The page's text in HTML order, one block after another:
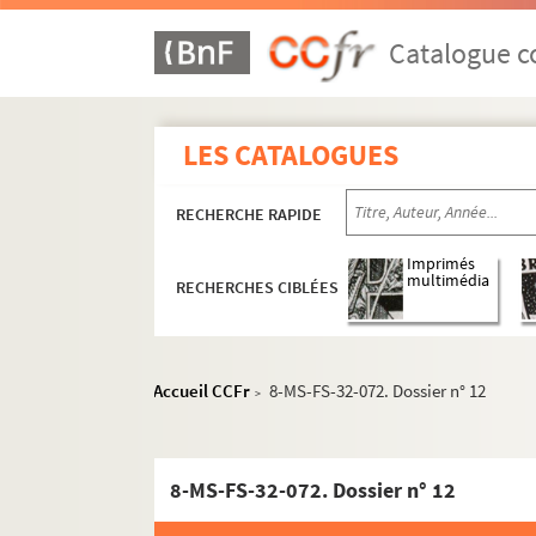
Catalogue
LES CATALOGUES
RECHERCHE RAPIDE
RECHERCHES CIBLÉES
Imprimés
multimédia
Accueil CCFr > 8-MS-FS-32-072. Dossier n° 12
8-MS-FS-32-072. Dossier n° 12
Cantate du Prix du Rome : Didon (1887)
La vie du poète (1888)
Impressions d'Italie (1889)
Poèmes chantés (1895)
Le couronnement de la Muse (1897)
Productions deLouise : généralités,